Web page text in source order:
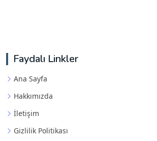
Faydalı Linkler
Ana Sayfa
Hakkımızda
İletişim
Gizlilik Politikası